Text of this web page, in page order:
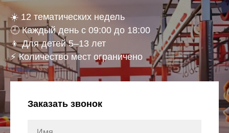
☀️ 12 тематических недель
🕘 Каждый день с 09:00 до 18:00
👦 Для детей 5–13 лет
⚡ Количество мест ограничено
Заказать звонок